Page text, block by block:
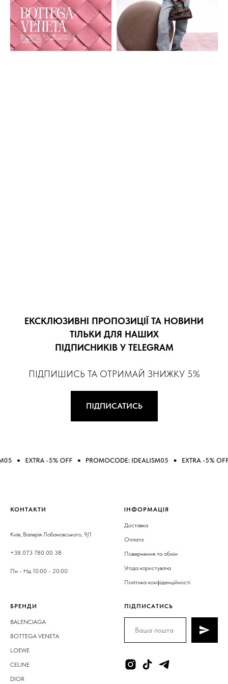
ЕКСКЛЮЗИВНІ ПРОПОЗИЦІЇ ТА НОВИНИ
ТІЛЬКИ ДЛЯ НАШИХ
ПІДПИСНИКІВ У TELEGRAM
ПІДПИШИСЬ ТА ОТРИМАЙ ЗНИЖКУ 5%
ПІДПИСАТИСЬ
EXTRA -5% OFF PROMOCODE: IDEALISM05 EXTRA -5% OFF
КОНТАКТИ
Київ, Валерія Лобановського, 9/1
+38 073 780 00 38
Пн - Нд 10:00 - 20:00
ІНФОРМАЦІЯ
Доставка
Оплата
Повернення та обмін
Угода користувача
Політика конфіденційності
БРЕНДИ
BALENCIAGA
BOTTEGA VENETA
LOEWE
CELINE
DIOR
ПІДПИСАТИСЬ